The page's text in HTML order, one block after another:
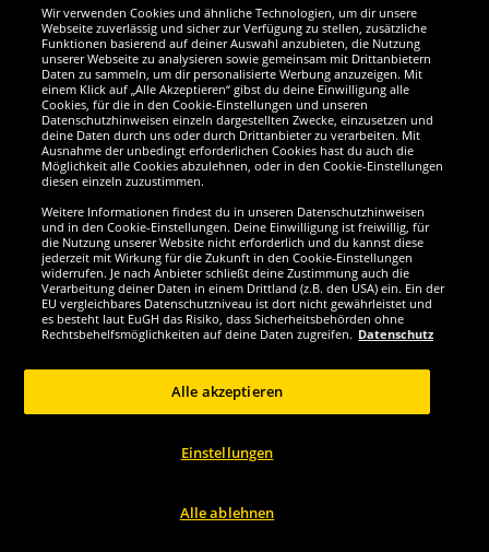
Zeus
Zeus Fisiko Baselayer Langarm
Funktionsshirt weiß
15.99 *
statt 29,99 €
Du sparst:
14,00 €
Größe wählen...
Zeus
Zeus Fisiko Baselayer Langarm
Funktionsshirt rot
15.99*
statt 29,99 €
Du sparst:
14,00 €
Größe wählen...
-47%
Wir verwenden Cookies und ähnliche Technologien, um dir unsere
Webseite zuverlässig und sicher zur Verfügung zu stellen, zusätzliche
Funktionen basierend auf deiner Auswahl anzubieten, die Nutzung
unserer Webseite zu analysieren sowie gemeinsam mit Drittanbietern
Daten zu sammeln, um dir personalisierte Werbung anzuzeigen. Mit
einem Klick auf „Alle Akzeptieren“ gibst du deine Einwilligung alle
Cookies, für die in den Cookie-Einstellungen und unseren
Datenschutzhinweisen einzeln dargestellten Zwecke, einzusetzen und
deine Daten durch uns oder durch Drittanbieter zu verarbeiten. Mit
Ausnahme der unbedingt erforderlichen Cookies hast du auch die
Möglichkeit alle Cookies abzulehnen, oder in den Cookie-Einstellungen
diesen einzeln zuzustimmen.
Weitere Informationen findest du in unseren Datenschutzhinweisen
und in den Cookie-Einstellungen. Deine Einwilligung ist freiwillig, für
die Nutzung unserer Website nicht erforderlich und du kannst diese
jederzeit mit Wirkung für die Zukunft in den Cookie-Einstellungen
widerrufen. Je nach Anbieter schließt deine Zustimmung auch die
Verarbeitung deiner Daten in einem Drittland (z.B. den USA) ein. Ein der
EU vergleichbares Datenschutzniveau ist dort nicht gewährleistet und
es besteht laut EuGH das Risiko, dass Sicherheitsbehörden ohne
Rechtsbehelfsmöglichkeiten auf deine Daten zugreifen. Datenschutz
Einstellungen
Alle ablehnen
Alle akzeptieren